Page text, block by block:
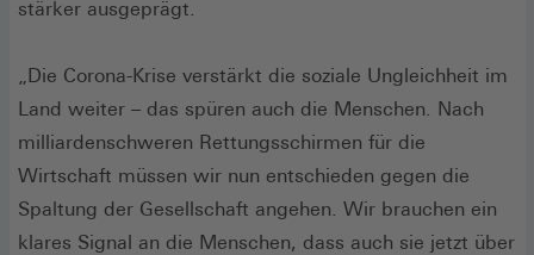
stärker ausgeprägt.
„Die Corona-Krise verstärkt die soziale Ungleichheit im
Land weiter – das spüren auch die Menschen. Nach
milliardenschweren Rettungsschirmen für die
Wirtschaft müssen wir nun entschieden gegen die
Spaltung der Gesellschaft angehen. Wir brauchen ein
klares Signal an die Menschen, dass auch sie jetzt über